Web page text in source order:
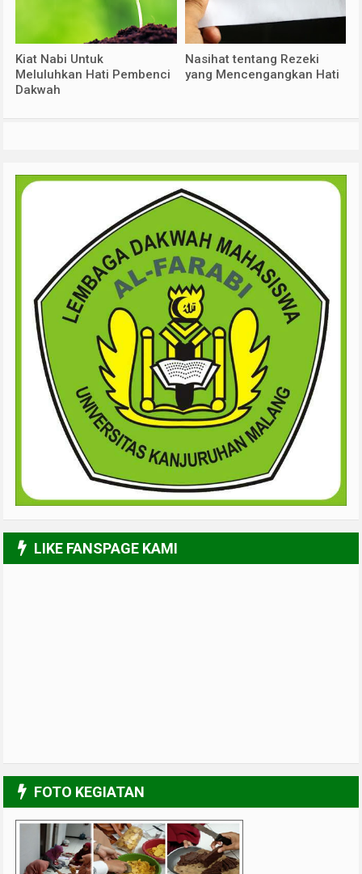
Kiat Nabi Untuk
Meluluhkan Hati Pembenci
Dakwah
Nasihat tentang Rezeki
yang Mencengangkan Hati
LIKE FANSPAGE KAMI
FOTO KEGIATAN